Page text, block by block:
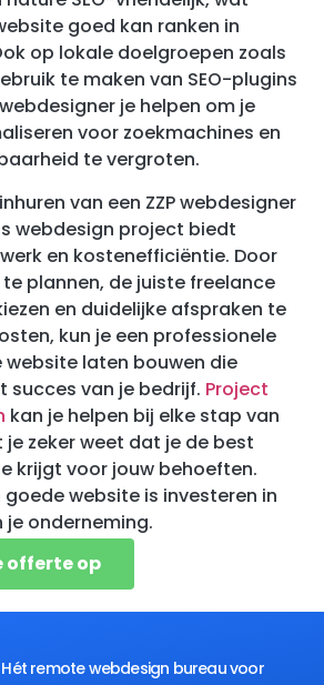
goed kan ranken in
op lokale doelgroepen zoals
te maken van SEO-plugins
je helpen om je
voor zoekmachines en
te vergroten.
van een ZZP webdesigner
webdesign project biedt
en kostenefficiëntie. Door
plannen, de juiste freelance
en duidelijke afspraken te
kun je een professionele
website laten bouwen die
succes van je bedrijf. Project
kan je helpen bij elke stap van
zeker weet dat je de best
krijgt voor jouw behoeften.
goede website is investeren in
onderneming.
offerte op
Hét remote webdesign bureau voor